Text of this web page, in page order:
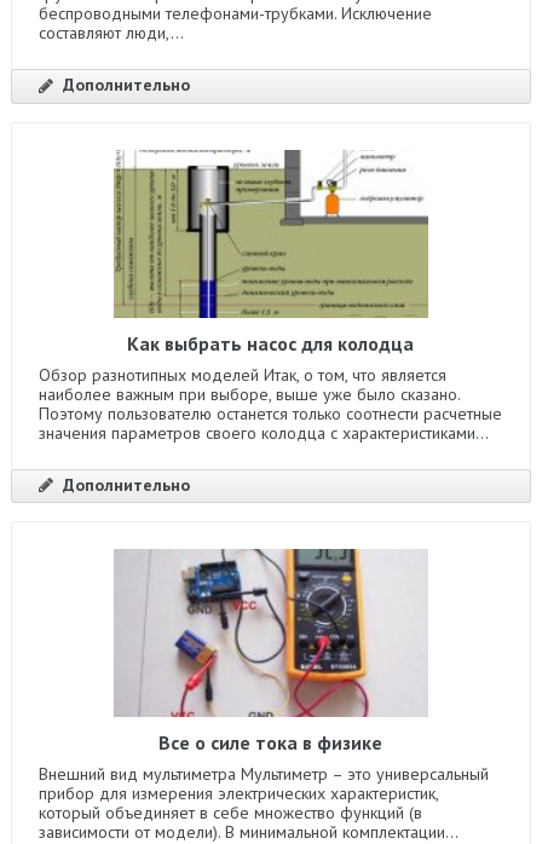
беспроводными телефонами-трубками. Исключение
составляют люди,...
Дополнительно
Как выбрать насос для колодца
Обзор разнотипных моделей Итак, о том, что является
наиболее важным при выборе, выше уже было сказано.
Поэтому пользователю останется только соотнести расчетные
значения параметров своего колодца с характеристиками...
Дополнительно
Все о силе тока в физике
Внешний вид мультиметра Мультиметр – это универсальный
прибор для измерения электрических характеристик,
который объединяет в себе множество функций (в
зависимости от модели). В минимальной комплектации...